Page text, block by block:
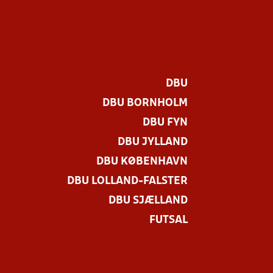
DBU
DBU BORNHOLM
DBU FYN
DBU JYLLAND
DBU KØBENHAVN
DBU LOLLAND-FALSTER
DBU SJÆLLAND
FUTSAL